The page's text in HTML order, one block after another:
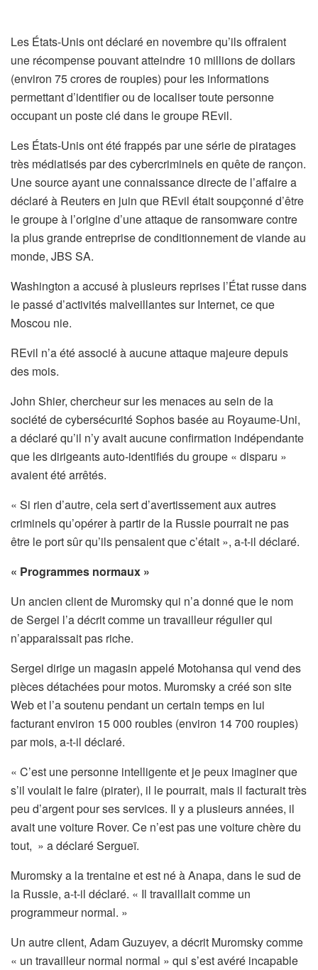
Les États-Unis ont déclaré en novembre qu’ils offraient
une récompense pouvant atteindre 10 millions de dollars
(environ 75 crores de roupies) pour les informations
permettant d’identifier ou de localiser toute personne
occupant un poste clé dans le groupe REvil.
Les États-Unis ont été frappés par une série de piratages
très médiatisés par des cybercriminels en quête de rançon.
Une source ayant une connaissance directe de l’affaire a
déclaré à Reuters en juin que REvil était soupçonné d’être
le groupe à l’origine d’une attaque de ransomware contre
la plus grande entreprise de conditionnement de viande au
monde, JBS SA.
Washington a accusé à plusieurs reprises l’État russe dans
le passé d’activités malveillantes sur Internet, ce que
Moscou nie.
REvil n’a été associé à aucune attaque majeure depuis
des mois.
John Shier, chercheur sur les menaces au sein de la
société de cybersécurité Sophos basée au Royaume-Uni,
a déclaré qu’il n’y avait aucune confirmation indépendante
que les dirigeants auto-identifiés du groupe « disparu »
avaient été arrêtés.
« Si rien d’autre, cela sert d’avertissement aux autres
criminels qu’opérer à partir de la Russie pourrait ne pas
être le port sûr qu’ils pensaient que c’était », a-t-il déclaré.
« Programmes normaux »
Un ancien client de Muromsky qui n’a donné que le nom
de Sergei l’a décrit comme un travailleur régulier qui
n’apparaissait pas riche.
Sergei dirige un magasin appelé Motohansa qui vend des
pièces détachées pour motos. Muromsky a créé son site
Web et l’a soutenu pendant un certain temps en lui
facturant environ 15 000 roubles (environ 14 700 roupies)
par mois, a-t-il déclaré.
« C’est une personne intelligente et je peux imaginer que
s’il voulait le faire (pirater), il le pourrait, mais il facturait très
peu d’argent pour ses services. Il y a plusieurs années, il
avait une voiture Rover. Ce n’est pas une voiture chère du
tout, » a déclaré Sergueï.
Muromsky a la trentaine et est né à Anapa, dans le sud de
la Russie, a-t-il déclaré. « Il travaillait comme un
programmeur normal. »
Un autre client, Adam Guzuyev, a décrit Muromsky comme
« un travailleur normal normal » qui s’est avéré incapable